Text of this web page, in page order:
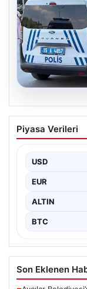
05.08.2026
Park yeri
oğlu
Piyasa Verileri
USD
EUR
ALTIN
BTC
Son Eklenen